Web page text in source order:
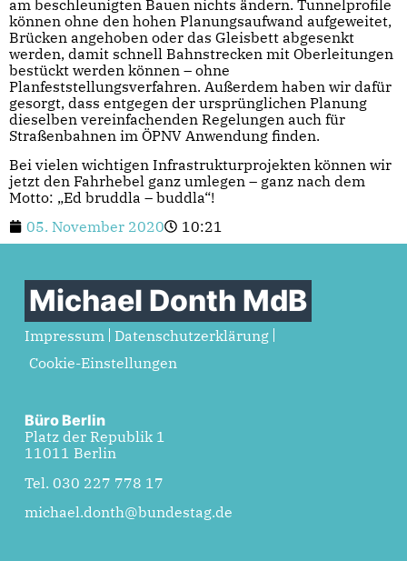
am beschleunigten Bauen nichts ändern. Tunnelprofile
können ohne den hohen Planungsaufwand aufgeweitet,
Brücken angehoben oder das Gleisbett abgesenkt
werden, damit schnell Bahnstrecken mit Oberleitungen
bestückt werden können – ohne
Planfeststellungsverfahren. Außerdem haben wir dafür
gesorgt, dass entgegen der ursprünglichen Planung
dieselben vereinfachenden Regelungen auch für
Straßenbahnen im ÖPNV Anwendung finden.
Bei vielen wichtigen Infrastrukturprojekten können wir
jetzt den Fahrhebel ganz umlegen – ganz nach dem
Motto: „Ed bruddla – buddla“!
05. November 2020
10:21
Michael Donth MdB
Impressum
Datenschutzerklärung
Cookie-Einstellungen
Büro Berlin
Platz der Republik 1
11011 Berlin
Tel. 030 227 778 17
michael.donth@bundestag.de